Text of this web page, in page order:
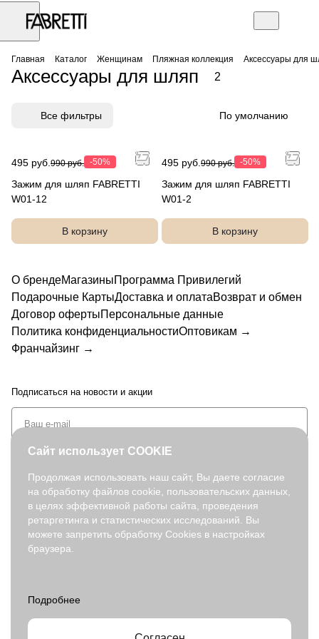
Главная Каталог Женщинам Пляжная коллекция Аксессуары для
Аксессуары для шляп 2
Все фильтры По умолчанию
495 руб. 990 руб. -50%
Зажим для шляп FABRETTI
W01-12
В корзину
495 руб. 990 руб. -50%
Зажим для шляп FABRETTI
W01-2
В корзину
О брендеМагазиныПрограмма Привилегий
Подарочные КартыДоставка и оплатаВозврат и обмен
Договор офертыПерсональные данные
Политика конфиденциальностиОптовикам →
Франчайзинг →
Подписаться на новости и акции
+7 (495) 127-08-52
order@fabretti.ru
© 2026. fabretti.ru. Все права защищены
Все ресурсы сайта www.fabretti.ru, включая (но не ограничиваясь)
текстовую, графическую, фотографическую и видео информацию,
Сайт использует COOKIE
Продолжая использовать наш сайт, Вы даете согласие
на обработку файлов cookie, пользовательских данных,
в целях эффективной работы сайта, проведения
ретаргетинга и статистических исследований. Вы
можете запретить обработку Cookies в настройках
браузера.